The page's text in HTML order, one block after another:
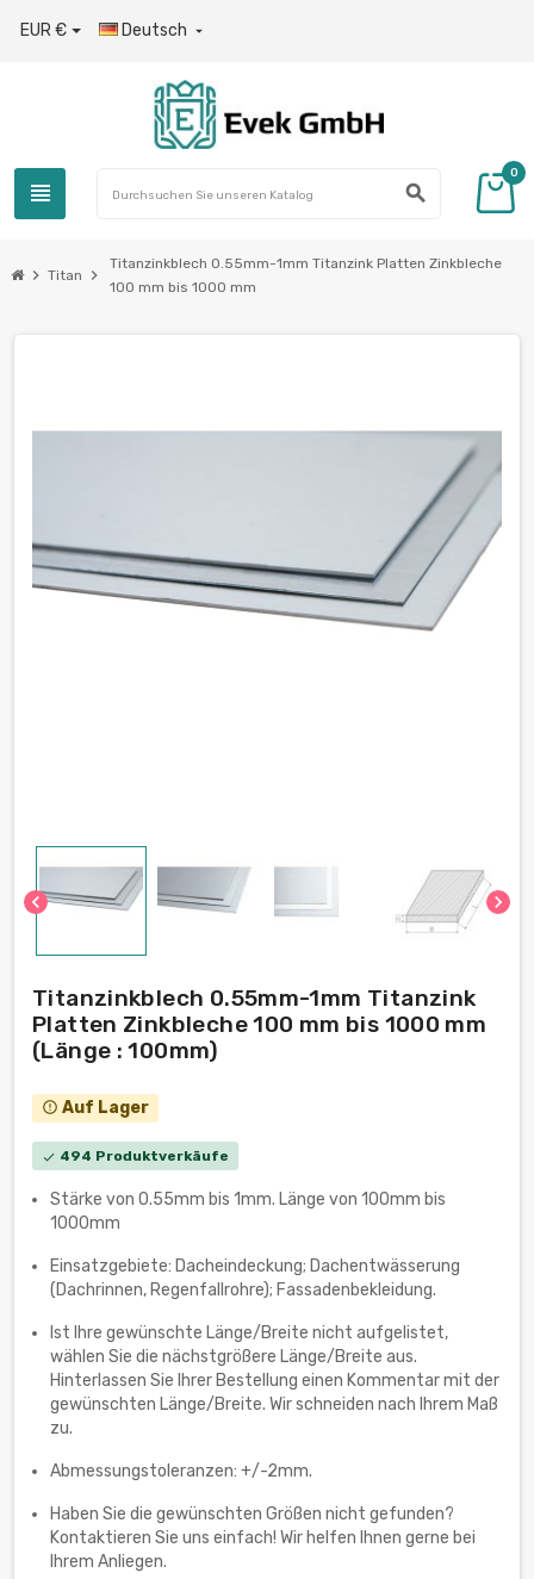
EUR € Deutsch 
view_headline search
0
chevron_right Titan chevron_right
Titanzinkblech 0.55mm-1mm Titanzink Platten Zinkbleche
100 mm bis 1000 mm
chevron_left chevron_right
Titanzinkblech 0.55mm-1mm Titanzink
Platten Zinkbleche 100 mm bis 1000 mm
(Länge : 100mm)
error_outline Auf Lager
check 494 Produktverkäufe
Stärke von 0.55mm bis 1mm. Länge von 100mm bis
1000mm
Einsatzgebiete: Dacheindeckung; Dachentwässerung
(Dachrinnen, Regenfallrohre); Fassadenbekleidung.
Ist Ihre gewünschte Länge/Breite nicht aufgelistet,
wählen Sie die nächstgrößere Länge/Breite aus.
Hinterlassen Sie Ihrer Bestellung einen Kommentar mit der
gewünschten Länge/Breite. Wir schneiden nach Ihrem Maß
zu.
Abmessungstoleranzen: +/-2mm.
Haben Sie die gewünschten Größen nicht gefunden?
Kontaktieren Sie uns einfach! Wir helfen Ihnen gerne bei
Ihrem Anliegen.